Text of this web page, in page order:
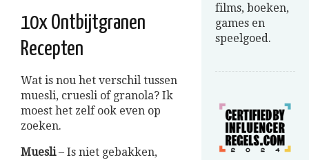
10x Ontbijtgranen
Recepten
Wat is nou het verschil tussen
muesli, cruesli of granola? Ik
moest het zelf ook even op
zoeken.
Muesli– Is niet gebakken,
films, boeken,
games en
speelgoed.